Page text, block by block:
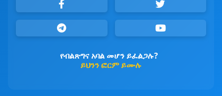
የብልጽግና አባል መሆን ይፈልጋሉ?
ይህንን ፎርም ይሙሉ